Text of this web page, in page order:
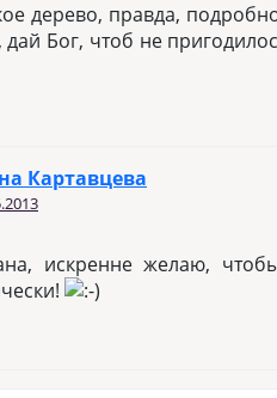
дерево, правда,
Бог, чтоб не
Картавцева
искренне желаю,